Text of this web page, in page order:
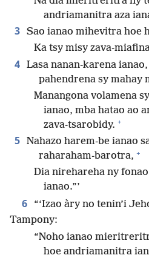
andriamanitra aza
3 Sao ianao mihevitra hoe
Ka tsy misy zava-
4 Lasa nanan-karena
pahendrena sy mahay
Manangona volamena
ianao, mba hatao ao
zava-tsarobidy. +
5 Nahazo harem-be ianao
raharaham-barotra, +
Dia nirehareha ny
ianao.”’
6
“‘Izao àry no tenin’i
Tampony:
“Noho ianao
hoe andriamanitra